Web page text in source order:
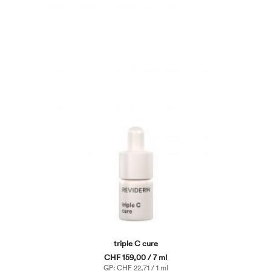
triple C cure
CHF 159,00 / 7 ml
GP: CHF 22,71 / 1 ml